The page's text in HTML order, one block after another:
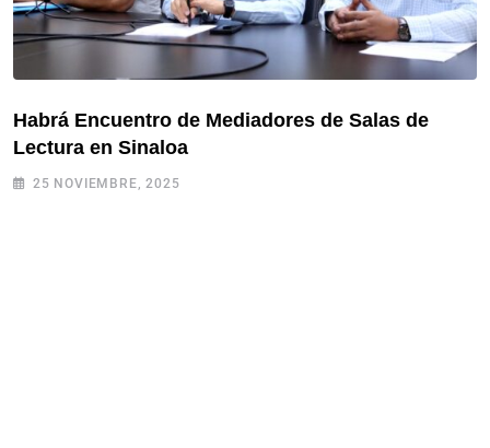
Habrá Encuentro de Mediadores de Salas de
Lectura en Sinaloa
25 NOVIEMBRE, 2025